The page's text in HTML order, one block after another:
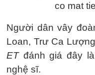
Người dân vây
Loan, Trư Ca
ETđánh giá đây
nghệ sĩ.